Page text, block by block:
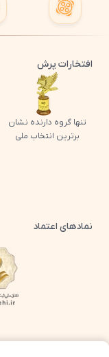
افتخارات پرش
تنها گروه دارنده نشان
برترین انتخاب ملی
نمادهای اعتماد